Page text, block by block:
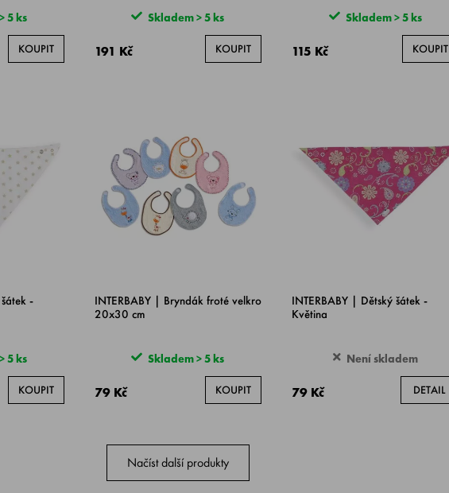
5 ks
KOUPIT
Skladem > 5 ks
191 Kč KOUPIT
Skladem > 5 ks
115 Kč KOUPIT
-
5 ks
KOUPIT
INTERBABY | Bryndák froté velkro
20x30 cm
Skladem > 5 ks
79 Kč KOUPIT
INTERBABY | Dětský šátek -
Květina
Není skladem
79 Kč DETAIL
Načíst další produkty